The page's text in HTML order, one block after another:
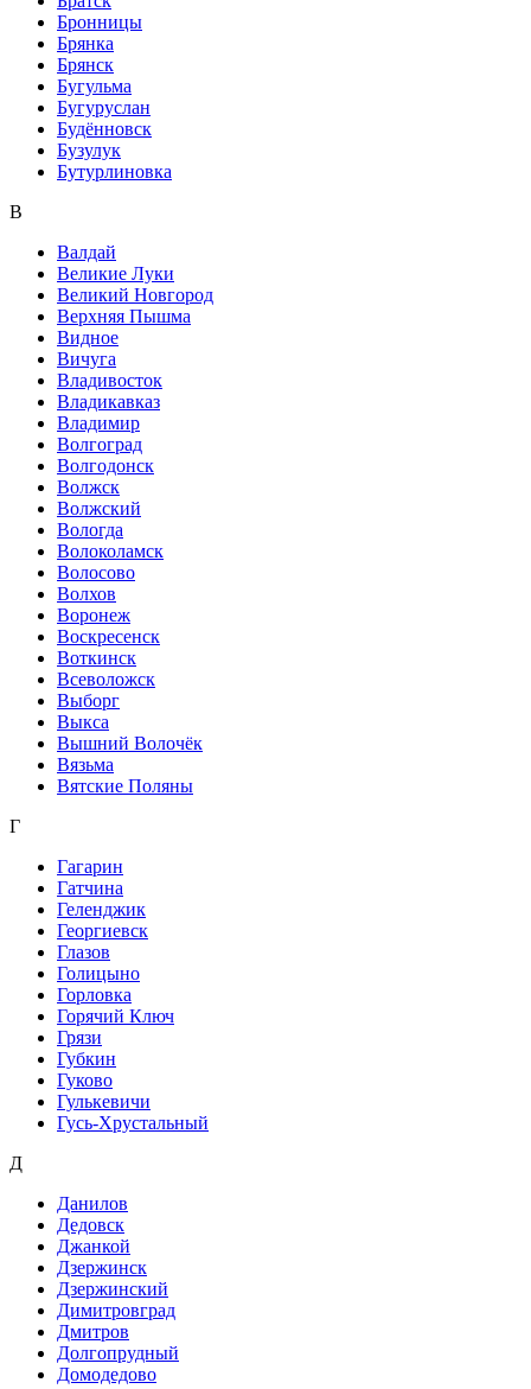
Бронницы
Брянка
Брянск
Бугульма
Бугуруслан
Будённовск
Бузулук
Бутурлиновка
В
Валдай
Великие Луки
Великий Новгород
Верхняя Пышма
Видное
Вичуга
Владивосток
Владикавказ
Владимир
Волгоград
Волгодонск
Волжск
Волжский
Вологда
Волоколамск
Волосово
Волхов
Воронеж
Воскресенск
Воткинск
Всеволожск
Выборг
Выкса
Вышний Волочёк
Вязьма
Вятские Поляны
Г
Гагарин
Гатчина
Геленджик
Георгиевск
Глазов
Голицыно
Горловка
Горячий Ключ
Грязи
Губкин
Гуково
Гулькевичи
Гусь-Хрустальный
Д
Данилов
Дедовск
Джанкой
Дзержинск
Дзержинский
Димитровград
Дмитров
Долгопрудный
Домодедово